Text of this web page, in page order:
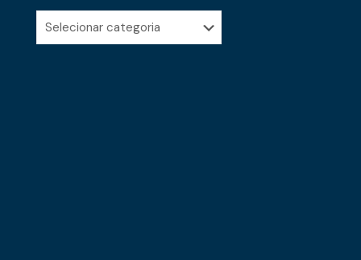
Categorias